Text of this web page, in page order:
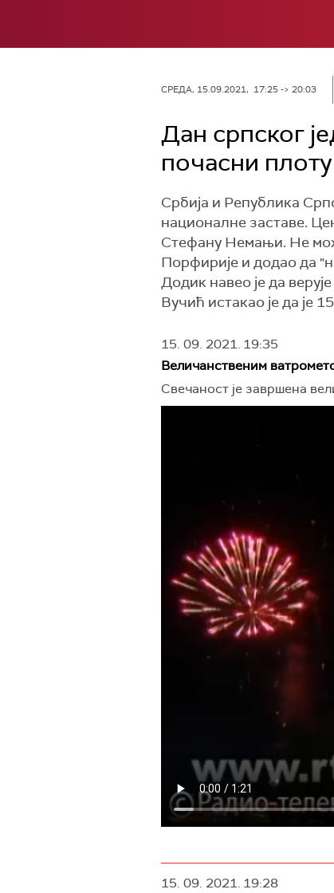
СРЕДА, 15.09.2021, 17:25 -> 20:03
Дан српског
почасни
Србија и Република
националне заставе.
Стефану Немањи. Не
Порфирије и додао да
Додик навео је да
Вучић истакао је да је
15. 09. 2021. 19:35
Величанственим
Свечаност је завршена
15. 09. 2021. 19:28